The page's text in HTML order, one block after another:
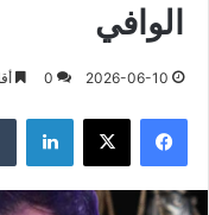
الوافي
2026-06-10
0
فيسبوك X